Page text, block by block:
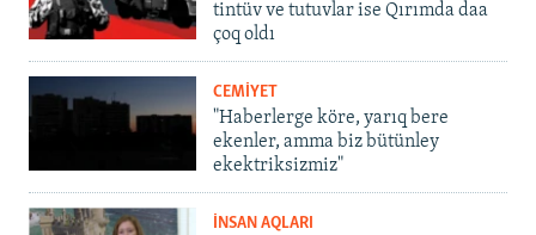
tintüv ve tutuvlar ise Qırımda daa
çoq oldı
CEMİYET
"Haberlerge köre, yarıq bere
ekenler, amma biz bütünley
ekektriksizmiz"
İNSAN AQLARI